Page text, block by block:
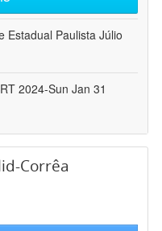
Estadual Paulista Júlio
2024-Sun Jan 31
Corrêa